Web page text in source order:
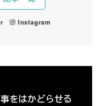
Instagram
をはかどらせる